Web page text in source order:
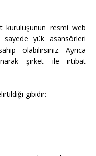
kuruluşunun resmi web
yük asansörleri
olabilirsiniz. Ayrıca
şirket ile irtibat
gibidir: